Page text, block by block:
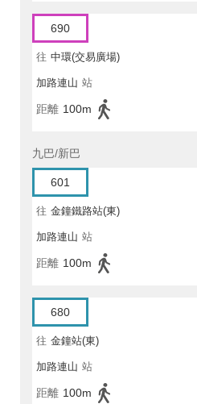
690
往 中環(交易廣場)
加路連山 站
距離 100m
九巴/新巴
601
往 金鐘鐵路站(東)
加路連山 站
距離 100m
680
往 金鐘站(東)
加路連山 站
距離 100m